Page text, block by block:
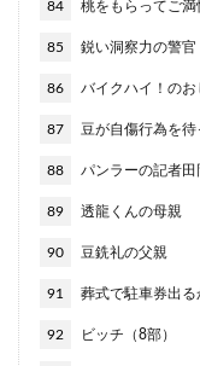
84 桃をもらってご
85 鋭い洞察力の警官
86 バイクハイ！のお
87 豆が自傷行為を
88 パンラーの記者田
89 透龍くんの母親
90 豆銑礼の父親
91 葬式で駐車券出
92 ビッチ（8部）